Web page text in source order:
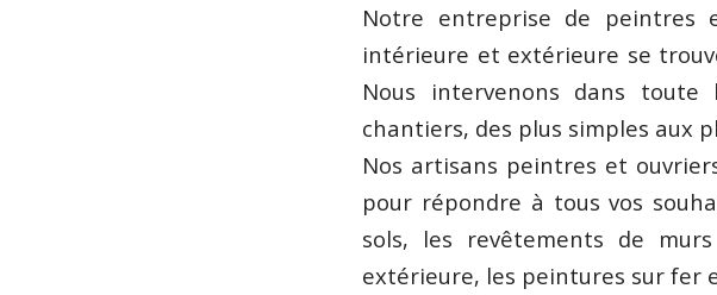
Notre entreprise de peintres
intérieure et extérieure se
Nous intervenons dans
chantiers, des plus simples aux
Nos artisans peintres et
pour répondre à tous vos
sols, les revêtements de
extérieure, les peintures sur fer